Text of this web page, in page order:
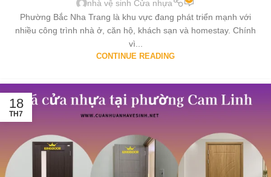
nhà vệ sinh Cửa nhựa
Phường Bắc Nha Trang là khu vực đang phát triển mạnh với
nhiều công trình nhà ở, căn hộ, khách sạn và homestay. Chính
vì...
CONTINUE READING
18
TH7